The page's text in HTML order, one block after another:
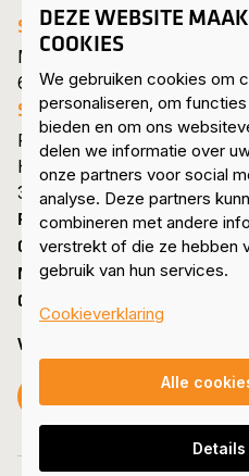
DEZE WEBSITE
COOKIES
We gebruiken cookies om
personaliseren, om
bieden en om ons
delen we informatie over
onze partners voor social
analyse. Deze partners
combineren met andere
verstrekt of die ze hebben
gebruik van hun services.
Cookieverklaring
Alle
SIF HEADQUARTERS
Mijnheerkensweg 33
6041 TA Roermond •
SIF MAASVLAKTE
Pieter van Vollenhovenweg
Havennummer 8322
3199 KV Maasvlakte
PRODUCTEN & DIENSTEN
OVER ONS
NIEUWS & PERS
CONTACT
VOLG ONS
Volg ons op Facebook
Volg ons op
Volg ons op
Volg ons